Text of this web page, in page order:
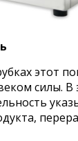
этот
силы. В